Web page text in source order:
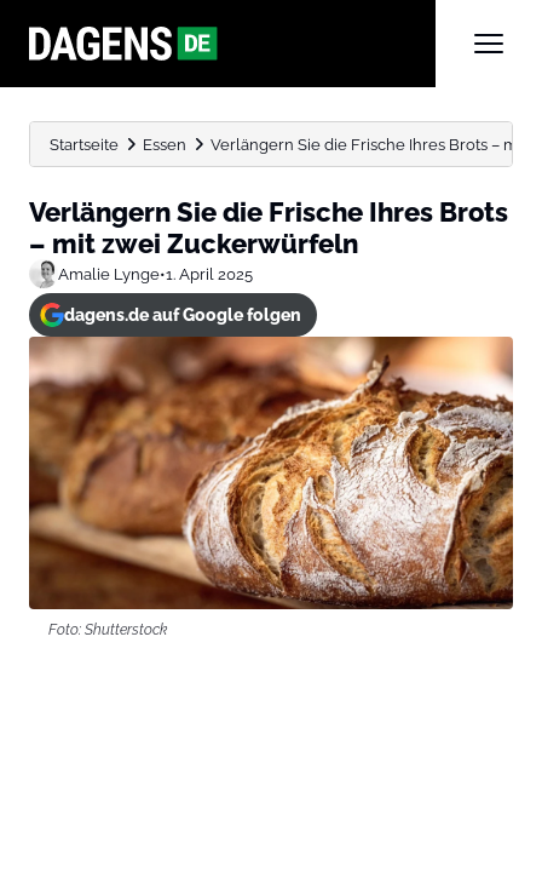
Startseite Essen Verlängern Sie die Frische Ihres Brots – mit
Verlängern Sie die Frische Ihres Brots
– mit zwei Zuckerwürfeln
Amalie Lynge•1. April 2025
dagens.de auf Google folgen
Foto: Shutterstock